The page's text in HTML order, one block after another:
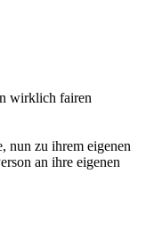
wirklich fairen
nun zu ihrem eigenen
an ihre eigenen